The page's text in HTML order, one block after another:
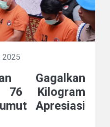
2025
Gagalkan
76 Kilogram
Apresiasi